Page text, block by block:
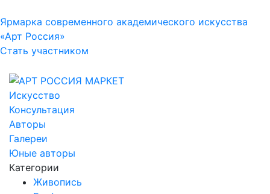
Ярмарка современного академического искусства
«Арт Россия»
Стать участником
Искусство
Консультация
Авторы
Галереи
Юные авторы
Категории
Живопись